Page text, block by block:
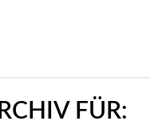
FÜR: